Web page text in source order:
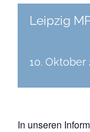
Leipzig
10. Oktober
In unseren